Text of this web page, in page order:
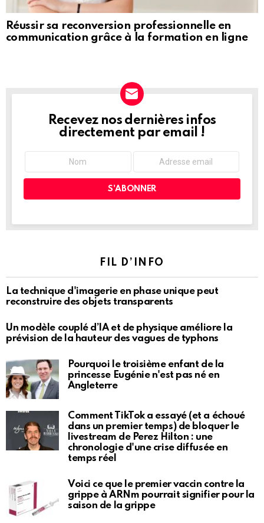
Réussir sa reconversion professionnelle en
communication grâce à la formation en ligne
NEWSLETTER
Recevez nos dernières infos
directement par email !
FIL D’INFO
La technique d'imagerie en phase unique peut
reconstruire des objets transparents
Un modèle couplé d’IA et de physique améliore la
prévision de la hauteur des vagues de typhons
Pourquoi le troisième enfant de la
princesse Eugénie n'est pas né en
Angleterre
Comment TikTok a essayé (et a échoué
dans un premier temps) de bloquer le
livestream de Perez Hilton : une
chronologie d'une crise diffusée en
temps réel
Voici ce que le premier vaccin contre la
grippe à ARNm pourrait signifier pour la
saison de la grippe